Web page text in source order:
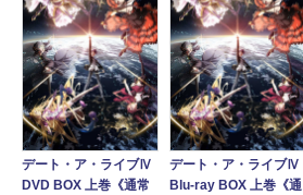
デート・ア・ライブⅣ
DVD BOX 上巻《通常
デート・ア・ライブⅣ
Blu-ray BOX 上巻《通